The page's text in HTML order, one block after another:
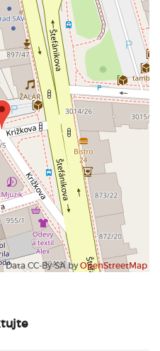
Data CC-By-SA byOpenStreetMap